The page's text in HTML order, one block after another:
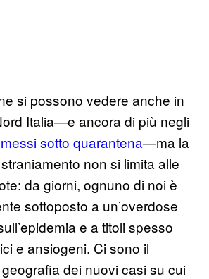
si possono vedere anche in
Italia—e ancora di più negli
sotto quarantena—ma la
non si limita alle
da giorni, ognuno di noi è
sottoposto a un’overdose
e a titoli spesso
e ansiogeni. Ci sono il
dei nuovi casi su cui